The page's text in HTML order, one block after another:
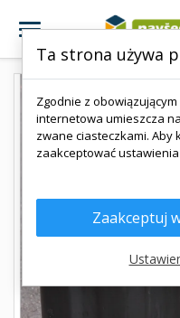
Ta strona używa
Zgodnie z
internetowa umieszcza
zwane ciasteczkami. Aby
zaakceptować
Zaakceptuj